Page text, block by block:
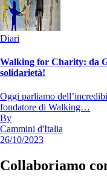
Diari
Walking for Charity: da
solidarietà!
Oggi parliamo
fondatore di Walking…
By
Cammini d'Italia
26/10/2023
Collaboriamo